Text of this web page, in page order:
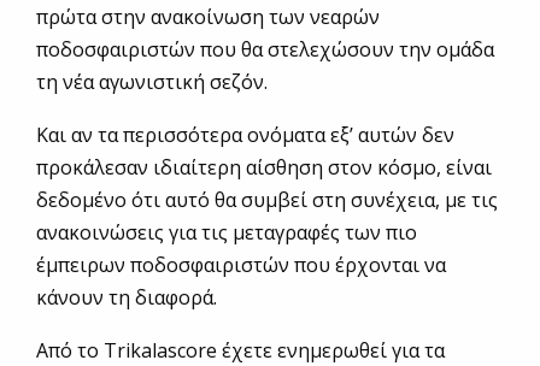
πρώτα στην ανακοίνωση των νεαρών
ποδοσφαιριστών που θα στελεχώσουν την ομάδα
τη νέα αγωνιστική σεζόν.
Και αν τα περισσότερα ονόματα εξ’ αυτών δεν
προκάλεσαν ιδιαίτερη αίσθηση στον κόσμο, είναι
δεδομένο ότι αυτό θα συμβεί στη συνέχεια, με τις
ανακοινώσεις για τις μεταγραφές των πιο
έμπειρων ποδοσφαιριστών που έρχονται να
κάνουν τη διαφορά.
Από το Trikalascore έχετε ενημερωθεί για τα